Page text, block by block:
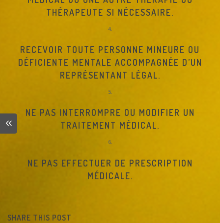
THÉRAPEUTE SI NÉCESSAIRE.
RECEVOIR TOUTE PERSONNE MINEURE OU
DÉFICIENTE MENTALE ACCOMPAGNÉE D’UN
REPRÉSENTANT LÉGAL.
NE PAS INTERROMPRE OU MODIFIER UN
TRAITEMENT MÉDICAL.
NE PAS EFFECTUER DE PRESCRIPTION
MÉDICALE.
SHARE THIS POST